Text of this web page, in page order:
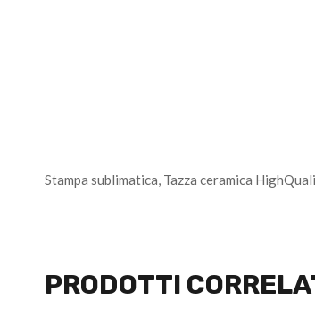
Stampa sublimatica, Tazza ceramica
PRODOTTI